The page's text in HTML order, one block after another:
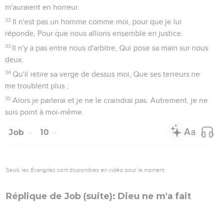
m'auraient en horreur.
32 Il n'est pas un homme comme moi, pour que je lui
réponde, Pour que nous allions ensemble en justice.
33 Il n'y a pas entre nous d'arbitre, Qui pose sa main sur nous
deux.
34 Qu'il retire sa verge de dessus moi, Que ses terreurs ne
me troublent plus ;
35 Alors je parlerai et je ne le craindrai pas. Autrement, je ne
suis point à moi-même.
Job 10
Seuls les Évangiles sont disponibles en vidéo pour le moment.
Réplique de Job (suite): Dieu ne m'a fait